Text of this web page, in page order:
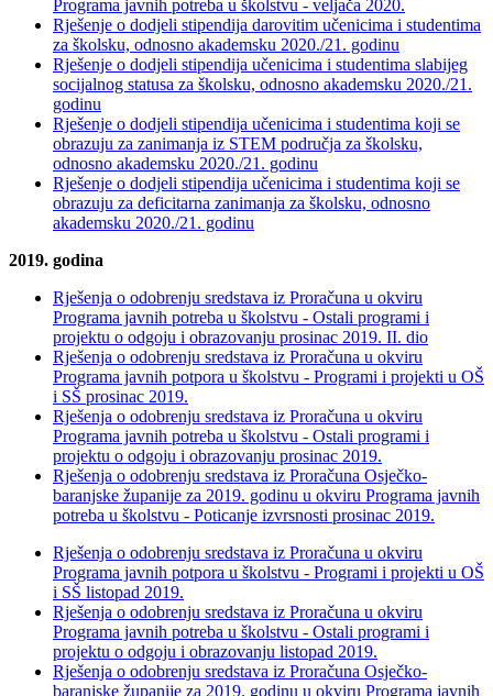
Programa javnih potreba u školstvu - veljača 2020.
Rješenje o dodjeli stipendija darovitim učenicima i studentima
za školsku, odnosno akademsku 2020./21. godinu
Rješenje o dodjeli stipendija učenicima i studentima slabijeg
socijalnog statusa za školsku, odnosno akademsku 2020./21.
godinu
Rješenje o dodjeli stipendija učenicima i studentima koji se
obrazuju za zanimanja iz STEM područja za školsku,
odnosno akademsku 2020./21. godinu
Rješenje o dodjeli stipendija učenicima i studentima koji se
obrazuju za deficitarna zanimanja za školsku, odnosno
akademsku 2020./21. godinu
2019. godina
Rješenja o odobrenju sredstava iz Proračuna u okviru
Programa javnih potreba u školstvu - Ostali programi i
projektu o odgoju i obrazovanju prosinac 2019. II. dio
Rješenja o odobrenju sredstava iz Proračuna u okviru
Programa javnih potpora u školstvu - Programi i projekti u OŠ
i SŠ prosinac 2019.
Rješenja o odobrenju sredstava iz Proračuna u okviru
Programa javnih potreba u školstvu - Ostali programi i
projektu o odgoju i obrazovanju prosinac 2019.
Rješenja o odobrenju sredstava iz Proračuna Osječko-
baranjske županije za 2019. godinu u okviru Programa javnih
potreba u školstvu - Poticanje izvrsnosti prosinac 2019.
Rješenja o odobrenju sredstava iz Proračuna u okviru
Programa javnih potpora u školstvu - Programi i projekti u OŠ
i SŠ listopad 2019.
Rješenja o odobrenju sredstava iz Proračuna u okviru
Programa javnih potreba u školstvu - Ostali programi i
projektu o odgoju i obrazovanju listopad 2019.
Rješenja o odobrenju sredstava iz Proračuna Osječko-
baranjske županije za 2019. godinu u okviru Programa javnih